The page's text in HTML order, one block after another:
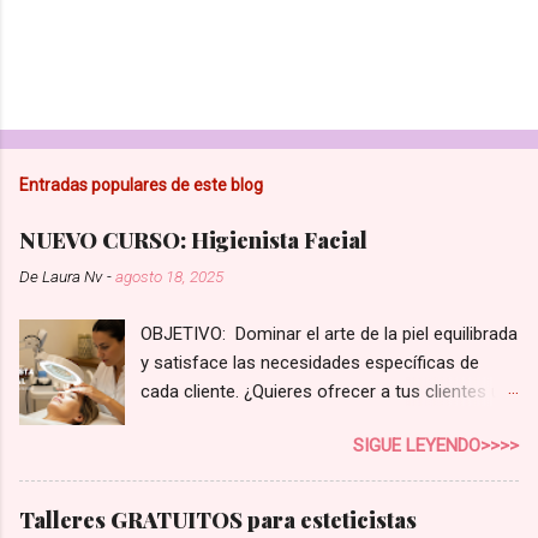
Entradas populares de este blog
NUEVO CURSO: Higienista Facial
DeLaura Nv -agosto 18, 2025
OBJETIVO: Dominar el arte de la piel equilibrada
y satisface las necesidades específicas de
cada cliente. ¿Quieres ofrecer a tus clientes un
la diferencia? En el competitivo mundo de la
estética, no basta con una limpieza superficial.
Tus clientes buscan soluciones reales,
SIGUE LEYENDO>>>>
Talleres GRATUITOS para esteticistas